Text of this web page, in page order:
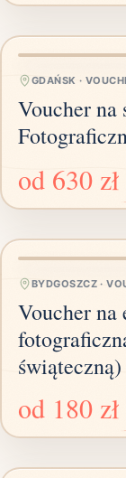
GDAŃSK ·
Voucher na
od 630 zł
BYDGOSZCZ·
Voucher na
od 180 zł